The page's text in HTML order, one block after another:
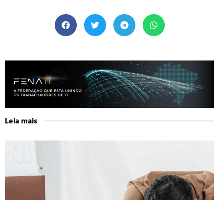
Leia mais